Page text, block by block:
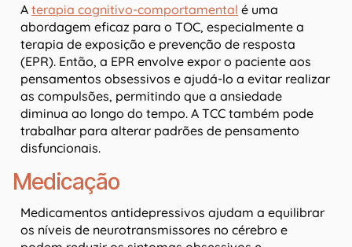
A terapia cognitivo-comportamental é uma
abordagem eficaz para o TOC, especialmente a
terapia de exposição e prevenção de resposta
(EPR). Então, a EPR envolve expor o paciente aos
pensamentos obsessivos e ajudá-lo a evitar realizar
as compulsões, permitindo que a ansiedade
diminua ao longo do tempo. A TCC também pode
trabalhar para alterar padrões de pensamento
disfuncionais.
Medicação
Medicamentos antidepressivos ajudam a equilibrar
os níveis de neurotransmissores no cérebro e